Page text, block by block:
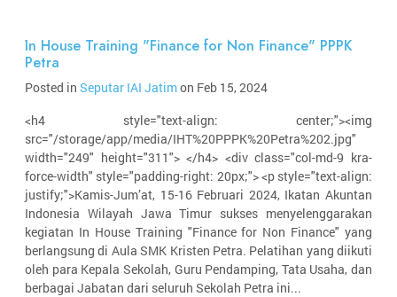
In House Training "Finance for Non Finance" PPPK
Petra
Posted in Seputar IAI Jatimon Feb 15, 2024
<h4 style="text-align: center;"><img
src="/storage/app/media/IHT%20PPPK%20Petra%202.jpg"
width="249" height="311"> </h4> <div class="col-md-9 kra-
force-width" style="padding-right: 20px;"> <p style="text-align:
justify;">Kamis-Jum’at, 15-16 Februari 2024, Ikatan Akuntan
Indonesia Wilayah Jawa Timur sukses menyelenggarakan
kegiatan In House Training "Finance for Non Finance" yang
berlangsung di Aula SMK Kristen Petra. Pelatihan yang diikuti
oleh para Kepala Sekolah, Guru Pendamping, Tata Usaha, dan
berbagai Jabatan dari seluruh Sekolah Petra ini...